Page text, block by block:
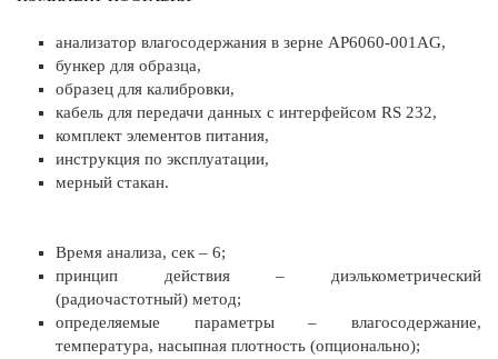
анализатор влагосодержания в зерне AP6060-001AG,
бункер для образца,
образец для калибровки,
кабель для передачи данных с интерфейсом RS 232,
комплект элементов питания,
инструкция по эксплуатации,
мерный стакан.
Время анализа, сек – 6;
принцип действия – диэлькометрический
(радиочастотный) метод;
определяемые параметры – влагосодержание,
температура, насыпная плотность (опционально);